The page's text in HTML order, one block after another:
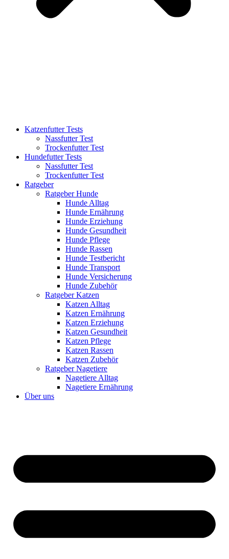
Katzenfutter Tests
Nassfutter Test
Trockenfutter Test
Hundefutter Tests
Nassfutter Test
Trockenfutter Test
Ratgeber
Ratgeber Hunde
Hunde Alltag
Hunde Ernährung
Hunde Erziehung
Hunde Gesundheit
Hunde Pflege
Hunde Rassen
Hunde Testbericht
Hunde Transport
Hunde Versicherung
Hunde Zubehör
Ratgeber Katzen
Katzen Alltag
Katzen Ernährung
Katzen Erziehung
Katzen Gesundheit
Katzen Pflege
Katzen Rassen
Katzen Zubehör
Ratgeber Nagetiere
Nagetiere Alltag
Nagetiere Ernährung
Über uns